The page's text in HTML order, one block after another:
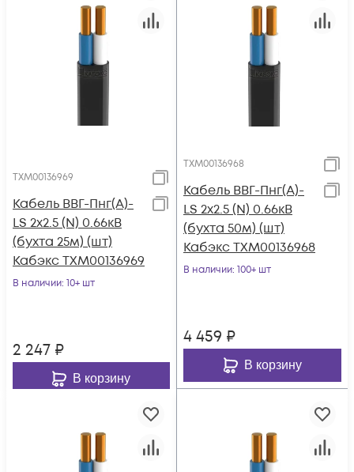
ТХМ00136969
Кабель ВВГ-Пнг(А)-
LS 2х2.5 (N) 0.66кВ
(бухта 25м) (шт)
Кабэкс ТХМ00136969
В наличии: 10+ шт
2 247 ₽
В корзину
ТХМ00136968
Кабель ВВГ-Пнг(А)-
LS 2х2.5 (N) 0.66кВ
(бухта 50м) (шт)
Кабэкс ТХМ00136968
В наличии: 100+ шт
4 459 ₽
В корзину